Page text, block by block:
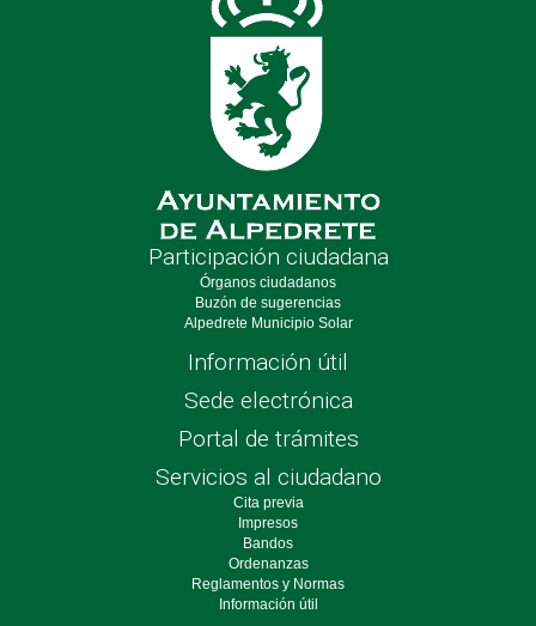
Participación ciudadana
Órganos ciudadanos
Buzón de sugerencias
Alpedrete Municipio Solar
Información útil
Sede electrónica
Portal de trámites
Servicios al ciudadano
Cita previa
Impresos
Bandos
Ordenanzas
Reglamentos y Normas
Información útil